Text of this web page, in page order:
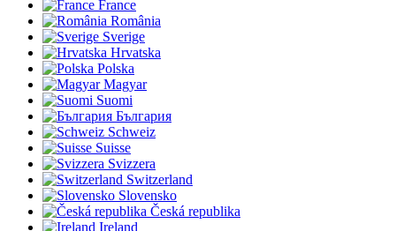
France
România
Sverige
Hrvatska
Polska
Magyar
Suomi
България
Schweiz
Suisse
Svizzera
Switzerland
Slovensko
Česká republika
Ireland